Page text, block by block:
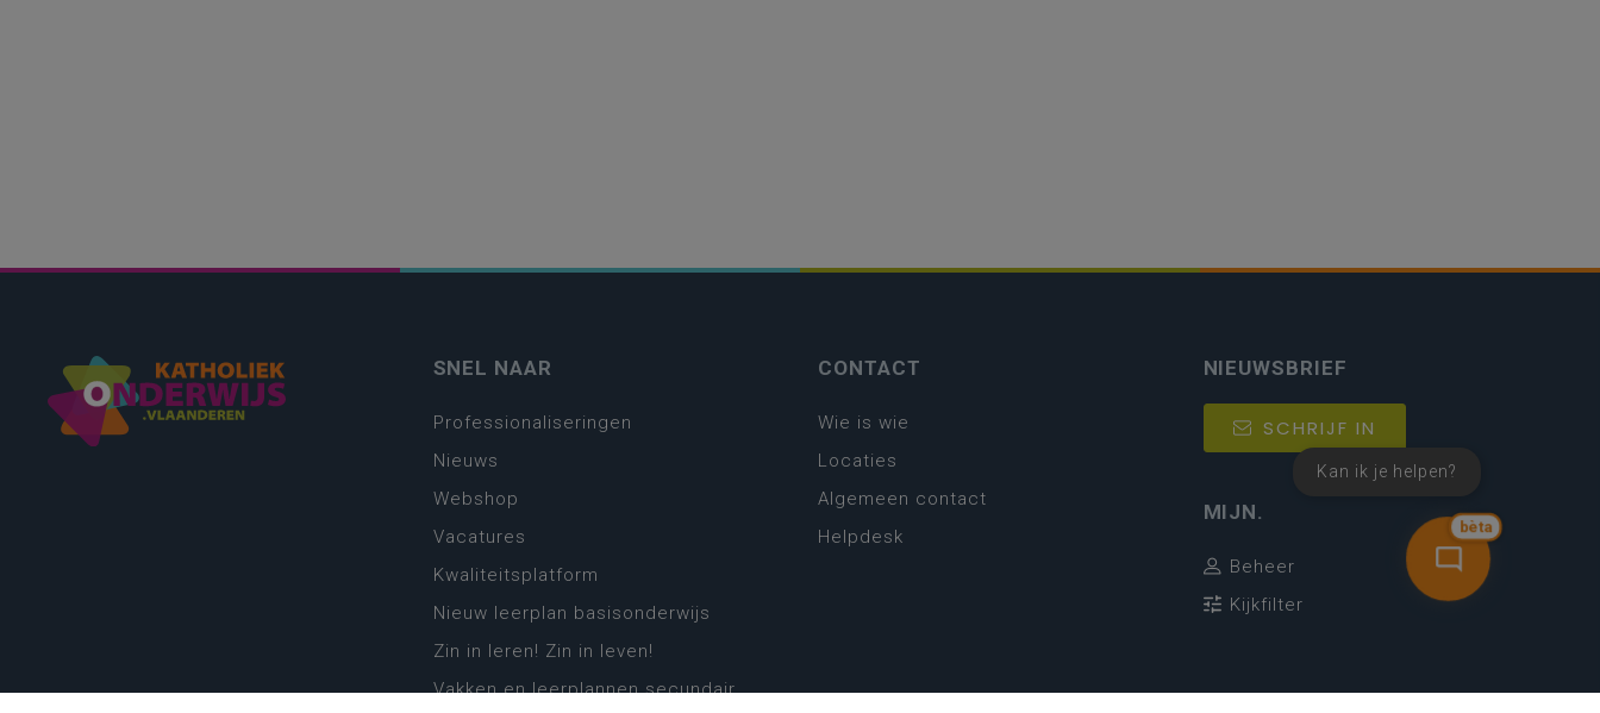
bèta
Kan ik je helpen?
SNEL NAAR
Professionaliseringen
Nieuws
Webshop
Vacatures
Kwaliteitsplatform
Nieuw leerplan basisonderwijs
Zin in leren! Zin in leven!
Vakken en leerplannen secundair
CONTACT
Wie is wie
Locaties
Algemeen contact
Helpdesk
NIEUWSBRIEF
SCHRIJF IN
MIJN.
Beheer
Kijkfilter